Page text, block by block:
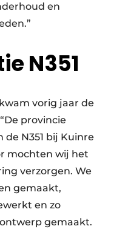
en
N351
vorig jaar de
provincie
de N351 bij Kuinre
mochten wij het
verzorgen. We
gemaakt,
en zo
gemaakt.